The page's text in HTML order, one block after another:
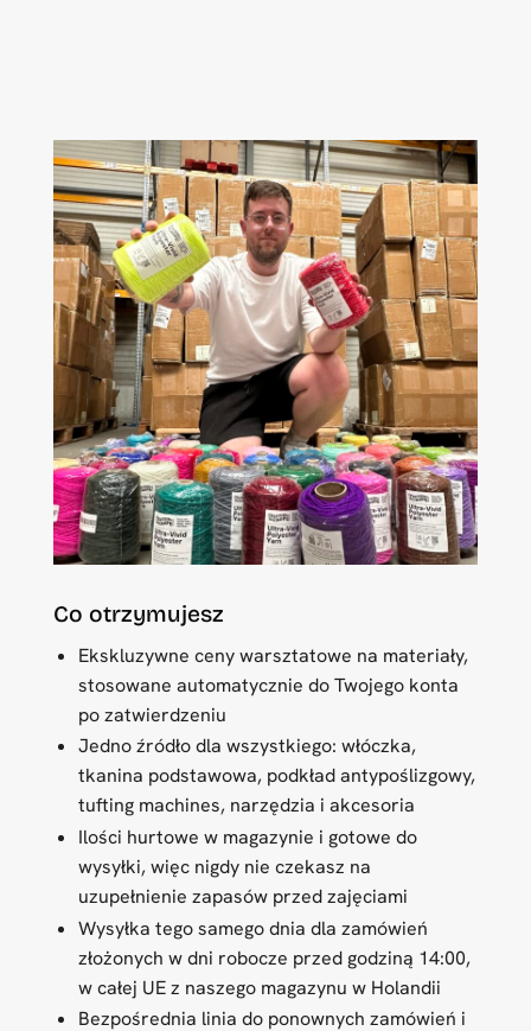
Co otrzymujesz
Ekskluzywne ceny warsztatowe na materiały,
stosowane automatycznie do Twojego konta
po zatwierdzeniu
Jedno źródło dla wszystkiego: włóczka,
tkanina podstawowa, podkład antypoślizgowy,
tufting machines, narzędzia i akcesoria
Ilości hurtowe w magazynie i gotowe do
wysyłki, więc nigdy nie czekasz na
uzupełnienie zapasów przed zajęciami
Wysyłka tego samego dnia dla zamówień
złożonych w dni robocze przed godziną 14:00,
w całej UE z naszego magazynu w Holandii
Bezpośrednia linia do ponownych zamówień i